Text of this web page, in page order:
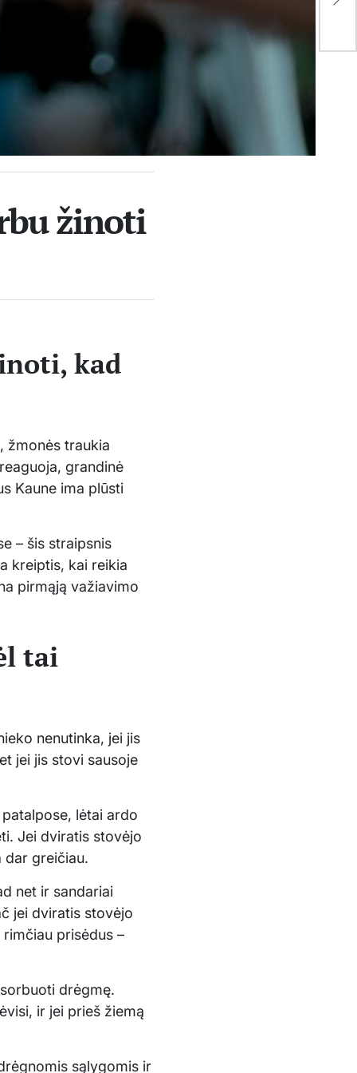
žinoti
kad
žmonės traukia
grandinė
Kaune ima plūsti
– šis straipsnis
kreiptis, kai reikia
pirmąją važiavimo
tai
nenutinka, jei jis
jei jis stovi sausoje
lėtai ardo
Jei dviratis stovėjo
dar greičiau.
net ir sandariai
jei dviratis stovėjo
prisėdus –
drėgmę.
ir jei prieš žiemą
sąlygomis ir